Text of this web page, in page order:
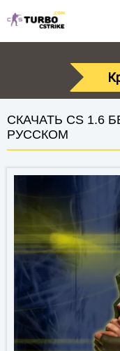
СКАЧАТЬ CS 1.6
РУССКОМ